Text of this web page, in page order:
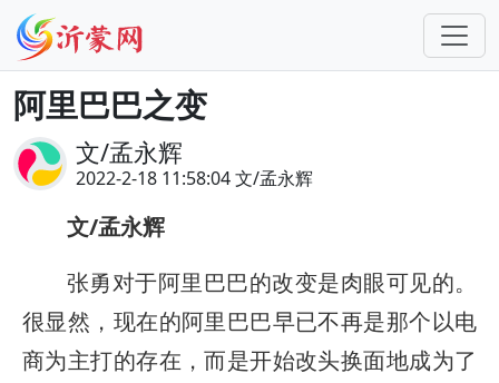
阿里巴巴之变
文/孟永辉
2022-2-18 11:58:04 文/孟永辉
文/孟永辉
张勇对于阿里巴巴的改变是肉眼可见的。
很显然，现在的阿里巴巴早已不再是那个以电
商为主打的存在，而是开始改头换面地成为了